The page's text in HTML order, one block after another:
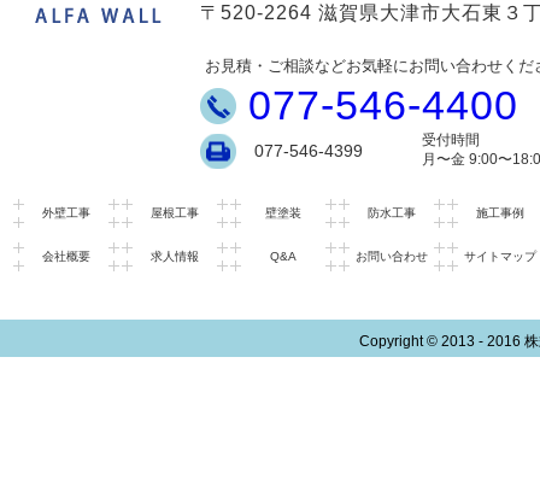
〒520-2264 滋賀県大津市大石東３
お見積・ご相談などお気軽にお問い合わせくだ
077-546-4400
077-546-4399
受付時間
月〜金 9:00〜
外壁工事 屋根工事 壁塗装 防水工事 施工事例
会社概要 求人情報 Q&A お問い合わせ サイトマップ
Copyright © 2013 - 2016